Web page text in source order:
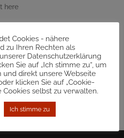
here
Cookies - nähere
zu Ihren Rechten als
Datenschutzerklärung
Sie auf „Ich stimme zu“, um
und direkt unsere Webseite
klicken Sie auf „Cookie-
Cookies selbst zu verwalten.
Ich stimme zu